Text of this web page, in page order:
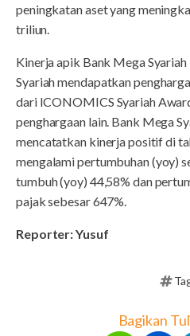
peningkatan aset yang
triliun.
Kinerja apik Bank Mega
Syariah mendapatkan
dari ICONOMICS Syariah
penghargaan lain. Bank Mega
mencatatkan kinerja positif di
mengalami pertumbuhan (yoy)
tumbuh (yoy) 44,58% dan
pajak sebesar 647%.
Reporter: Yusuf
Bagikan